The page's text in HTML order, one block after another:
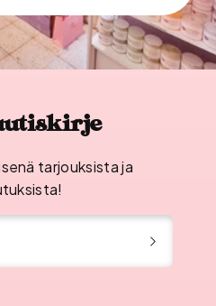
tarjouksista ja